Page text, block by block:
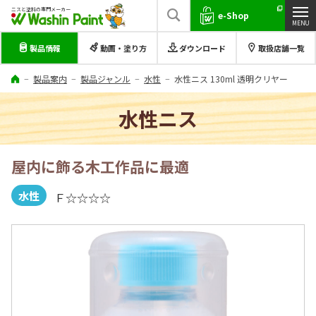
ニスと塗料の専門メーカー e-Shop
製品情報 動画・塗り方 ダウンロード 取扱店舗一覧
製品案内 製品ジャンル 水性 水性ニス 130ml 透明クリヤー
水性ニス
屋内に飾る木工作品に最適
水性 Ｆ☆☆☆☆